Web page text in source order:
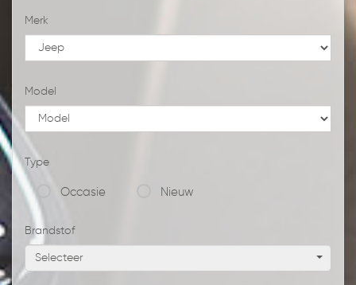
Merk
Model
Type
Occasie Nieuw
Brandstof
Selecteer